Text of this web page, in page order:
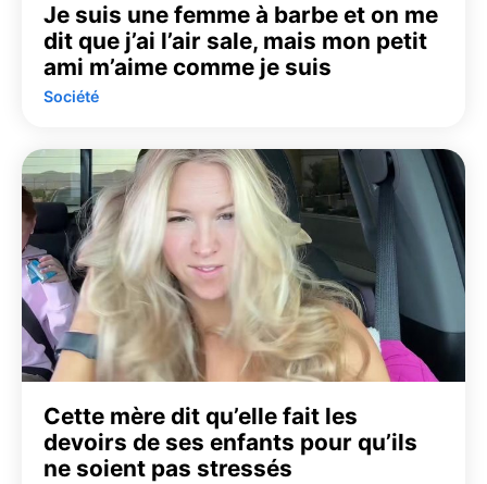
Je suis une femme à barbe et on me
dit que j’ai l’air sale, mais mon petit
ami m’aime comme je suis
Société
Cette mère dit qu’elle fait les
devoirs de ses enfants pour qu’ils
ne soient pas stressés